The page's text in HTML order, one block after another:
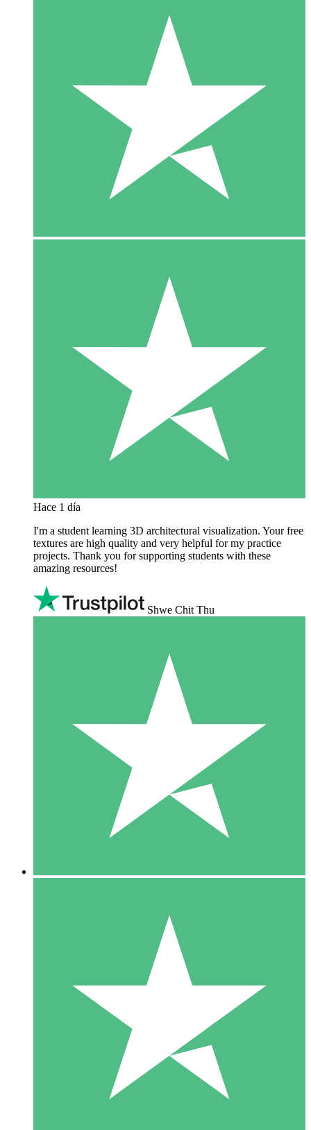
Hace 1 día
I'm a student learning 3D architectural visualization. Your free
textures are high quality and very helpful for my practice
projects. Thank you for supporting students with these
amazing resources!
Shwe Chit Thu